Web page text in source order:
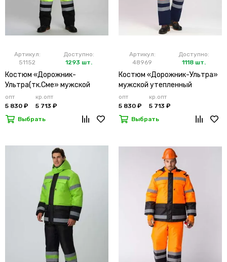
Артикул:
51152
Доступно:
1293 шт.
Костюм «Дорожник-
Ультра(тк.Сме» мужской
утепленный лимонный
опт
5 830 ₽
кр.опт
5 713 ₽
Выбрать
Артикул:
48969
Доступно:
1118 шт.
Костюм «Дорожник-Ультра»
мужской утепленный
оранжевый
опт
5 830 ₽
кр.опт
5 713 ₽
Выбрать